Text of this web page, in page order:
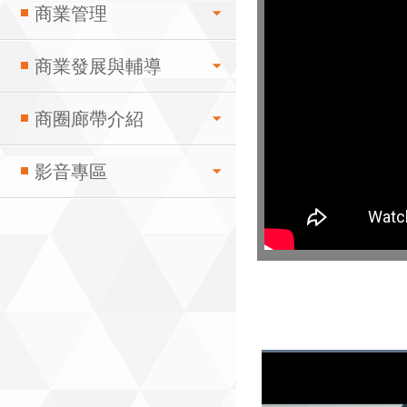
商業管理
商業發展與輔導
商圈廊帶介紹
影音專區